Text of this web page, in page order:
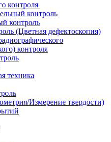
контроля
контроль
контроль
(Цветная дефектоскопия)
контроля
техника
Измерение твердости)